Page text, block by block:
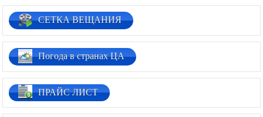
СЕТКА ВЕЩАНИЯ
Погода в странах ЦА
ПРАЙС ЛИСТ